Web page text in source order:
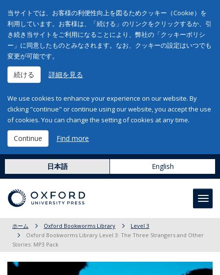
当サイトでは、お客様の利便性向上を図るためクッキー（Cookie）を
利用しています。お客様は、「続ける」のリンクをクリックするか、引
き続き当サイトをご利用になることにより、弊社の「クッキーポリシ
ー」に同意したものとみなされます。なお、クッキーの設定はいつでも
変更が可能です。
続ける 詳細を見る
We use cookies to enhance your experience on our website. By
clicking "continue" or continue using our website, you accept the use
of cookies. You can change the setting of cookies at any time.
Continue Find more
日本語 English
ホーム Oxford Bookworms Library
Level 3
Oxford Bookworms Library Level 3: The Three Strangers and Other
Stories: MP3 Pack